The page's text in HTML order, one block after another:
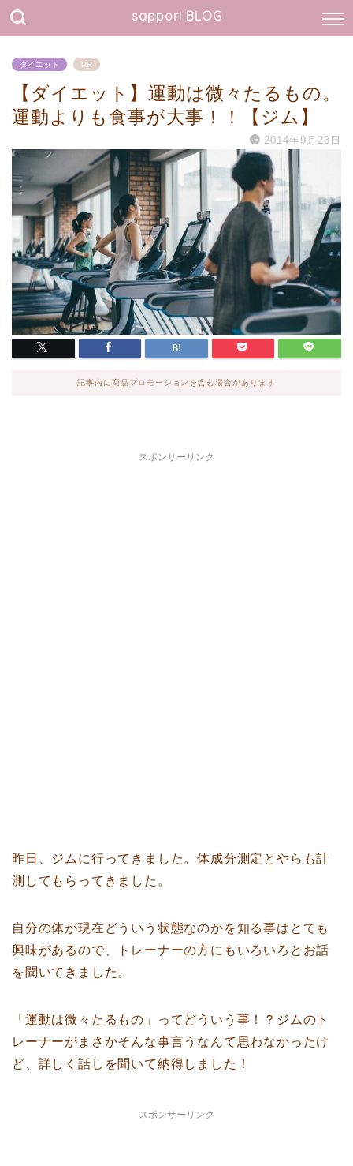
sappori BLOG
ダイエット PR
【ダイエット】運動は微々たるもの。
運動よりも食事が大事！！【ジム】
2014年9月23日
記事内に商品プロモーションを含む場合があります
スポンサーリンク
昨日、ジムに行ってきました。体成分測定とやらも計
測してもらってきました。
自分の体が現在どういう状態なのかを知る事はとても
興味があるので、トレーナーの方にもいろいろとお話
を聞いてきました。
「運動は微々たるもの」ってどういう事！？ジムのト
レーナーがまさかそんな事言うなんて思わなかったけ
ど、詳しく話しを聞いて納得しました！
スポンサーリンク